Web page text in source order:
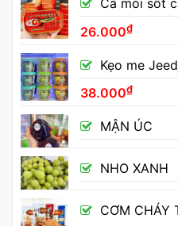
Cá mòi sốt
26.000₫
Kẹo me
38.000₫
MẬN ÚC
NHO XANH
CƠM CHÁY